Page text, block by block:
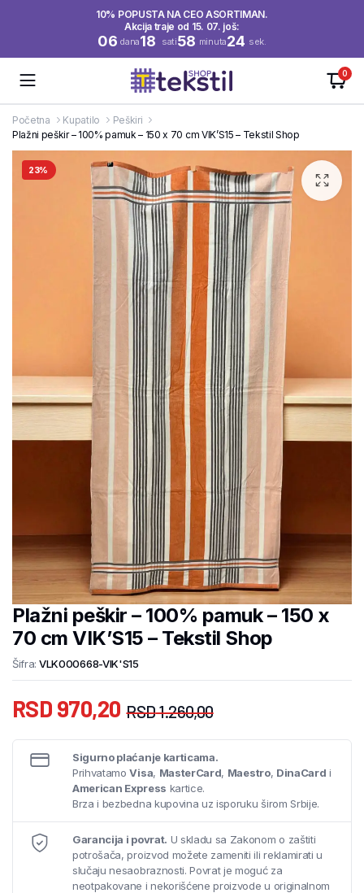
10% POPUSTA NA CEO ASORTIMAN.
Akcija traje od 15. 07. još:
06 dana18 sati58 minuta23 sek.
0
Početna Kupatilo
Peškiri
Plažni peškir – 100% pamuk – 150 x 70 cm VIK’S15 – Tekstil Shop
23%
Plažni peškir – 100% pamuk – 150 x
70 cm VIK’S15 – Tekstil Shop
Šifra: VLK000668-VIK'S15
RSD1.260,00
RSD 970,20
Sigurno plaćanje karticama.
PrihvatamoVisa, MasterCard, Maestro, DinaCard i
American Express kartice.
Brza i bezbedna kupovina uz isporuku širom Srbije.
Garancija i povrat. U skladu sa Zakonom o zaštiti
potrošača, proizvod možete zameniti ili reklamirati u
slučaju nesaobraznosti. Povrat je moguć za
neotpakovane i nekorišćene proizvode u originalnom